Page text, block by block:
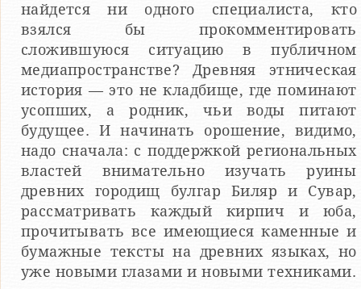
найдется ни одного специалиста, кто
взялся бы прокомментировать
сложившуюся ситуацию в публичном
медиапространстве? Древняя этническая
история — это не кладбище, где поминают
усопших, а родник, чьи воды питают
будущее. И начинать орошение, видимо,
надо сначала: с поддержкой региональных
властей внимательно изучать руины
древних городищ булгар Биляр и Сувар,
рассматривать каждый кирпич и юба,
прочитывать все имеющиеся каменные и
бумажные тексты на древних языках, но
уже новыми глазами и новыми техниками.